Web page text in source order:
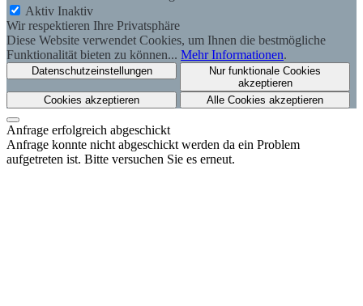
Aktiv Inaktiv
Wir respektieren Ihre Privatsphäre
Diese Website verwendet Cookies, um Ihnen die bestmögliche
Funktionalität bieten zu können... Mehr Informationen.
Datenschutzeinstellungen
Nur funktionale Cookies
akzeptieren
Cookies akzeptieren
Alle Cookies akzeptieren
Anfrage erfolgreich abgeschickt
Anfrage konnte nicht abgeschickt werden da ein Problem
aufgetreten ist. Bitte versuchen Sie es erneut.